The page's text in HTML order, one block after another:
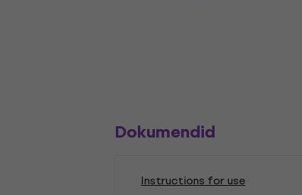
Dokumendid
Instructions for use